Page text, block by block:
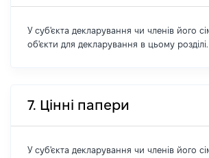
У суб'єкта декларування чи членів його
об'єкти для декларування в цьому розділі.
7. Цінні папери
У суб'єкта декларування чи членів його